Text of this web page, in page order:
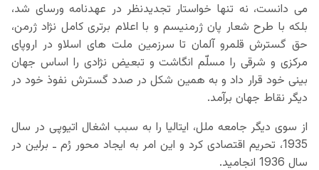
می دانست، نه تنها خواستار تجدیدنظر در عهدنامه ورسای شد،
بلکه با طرح شعار پان ژرمنیسم و با اعلام برتری کامل نژاد ژرمن،
حق گسترش قلمرو آلمان تا سرزمین ملت های اسلاو در اروپای
مرکزی و شرقی را مسلّم انگاشت و تبعیض نژادی را اساس جهان
بینی خود قرار داد و به همین شکل در صدد گسترش نفوذ خود در
دیگر نقاط جهان برآمد.
از سوی دیگر جامعه ملل، ایتالیا را به سبب اشغال اتیوپی در سال
1935، تحریم اقتصادی کرد و این امر به ایجاد محور رُم ـ برلین در
سال 1936 انجامید.